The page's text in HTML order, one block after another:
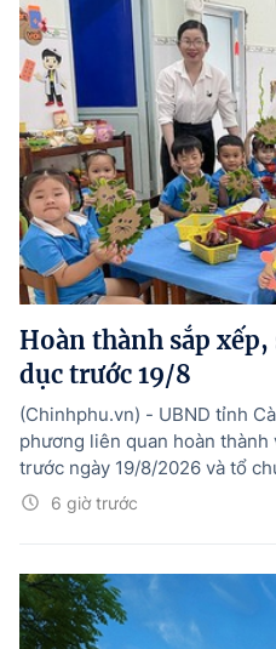
Hoàn thành sắp xếp,
dục trước 19/8
6 giờ trước
(Chinhphu.vn) - UBND tỉnh
phương liên quan hoàn
trước ngày 19/8/2026 và tổ